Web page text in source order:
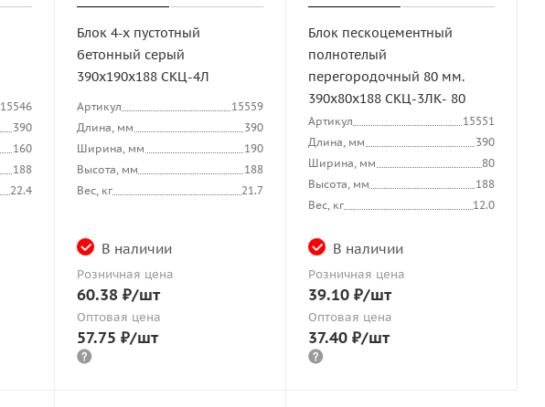
15546
390
160
188
22.4
Блок 4-х пустотный
бетонный серый
390х190х188 СКЦ-4Л
Артикул
15559
Длина, мм
390
Ширина, мм
190
Высота, мм
188
Вес, кг
21.7
В наличии
Розничная цена
60.38 ₽/шт
Оптовая цена
57.75 ₽/шт
Блок пескоцементный
полнотелый
перегородочный 80 мм.
390х80х188 СКЦ-3ЛК- 80
Артикул
15551
Длина, мм
390
Ширина, мм
80
Высота, мм
188
Вес, кг
12.0
В наличии
Розничная цена
39.10 ₽/шт
Оптовая цена
37.40 ₽/шт